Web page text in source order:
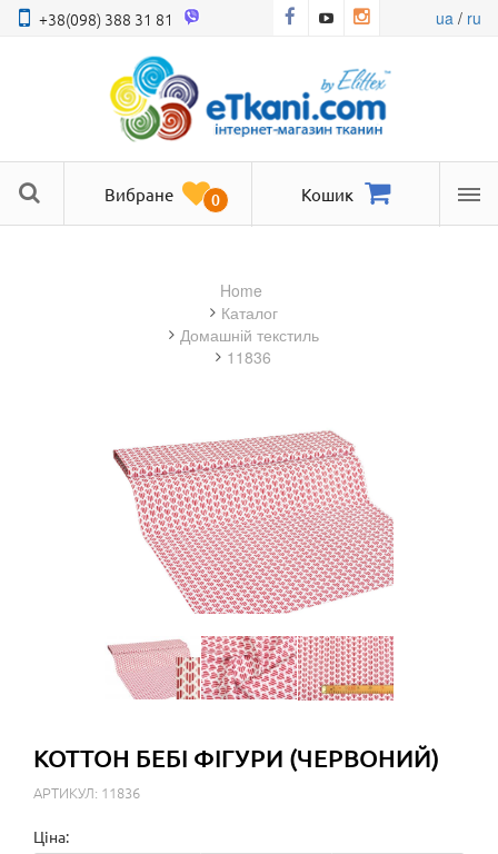
+38(098) 388 31 81 ua/ ru
Вибране 0 Кошик
Home
Каталог
домашній текстиль
11836
КОТТОН БЕБІ ФІГУРИ (ЧЕРВОНИЙ)
АРТИКУЛ: 11836
Ціна: